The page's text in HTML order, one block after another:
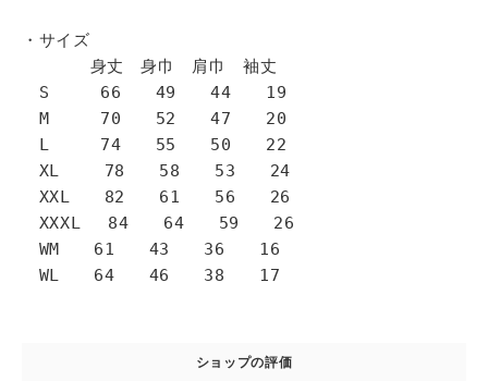
・サイズ
身丈 身巾 肩巾 袖丈
S 66 49 44 19
M 70 52 47 20
L 74 55 50 22
XL 78 58 53 24
XXL 82 61 56 26
XXXL 84 64 59 26
WM 61 43 36 16
WL 64 46 38 17
ショップの評価